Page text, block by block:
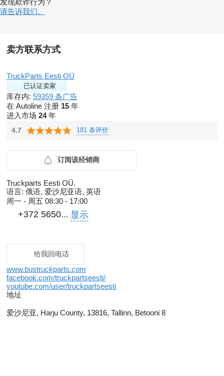
请告诉我们。
卖方联系方式
TruckParts Eesti OÜ
已认证卖家
库存内: 59359 条广告
在 Autoline 注册 15 年
进入市场 24年
4.7 181 条评价
订阅该经销商
Truckparts Eesti OÜ.
语言: 俄语, 爱沙尼亚语, 英语
周一 - 周五 08:30 - 17:00
+372 5650... 显示
给我回电话
www.bustruckparts.com
facebook.com/truckpartseesti/
youtube.com/user/truckpartseesti
地址
爱沙尼亚, Harju County, 13816, Tallinn, Betooni 8